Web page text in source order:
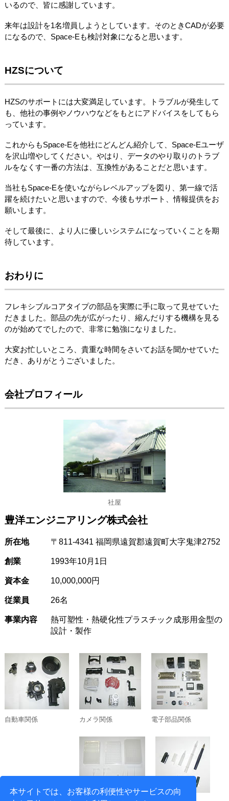
本サイトでは、お客様の利便性やサービスの向
いるので、皆に感謝しています。
来年は設計を1名増員しようとしています。そのときCADが必要
になるので、Space-Eも検討対象になると思います。
HZSについて
HZSのサポートには大変満足しています。トラブルが発生して
も、他社の事例やノウハウなどをもとにアドバイスをしてもら
っています。
これからもSpace-Eを他社にどんどん紹介して、Space-Eユーザ
を沢山増やしてください。やはり、データのやり取りのトラブ
ルをなくす一番の方法は、互換性があることだと思います。
当社もSpace-Eを使いながらレベルアップを図り、第一線で活
躍を続けたいと思いますので、今後もサポート、情報提供をお
願いします。
そして最後に、より人に優しいシステムになっていくことを期
待しています。
おわりに
フレキシブルコアタイプの部品を実際に手に取って見せていた
だきました。部品の先が広がったり、縮んだりする機構を見る
のが始めてでしたので、非常に勉強になりました。
大変お忙しいところ、貴重な時間をさいてお話を聞かせていた
だき、ありがとうございました。
会社プロフィール
社屋
豊洋エンジニアリング株式会社
所在地 〒811-4341 福岡県遠賀郡遠賀町大字鬼津2752
創業 1993年10月1日
資本金 10,000,000円
従業員 26名
事業内容
熱可塑性・熱硬化性プラスチック成形用金型の
設計・製作
自動車関係 カメラ関係 電子部品関係